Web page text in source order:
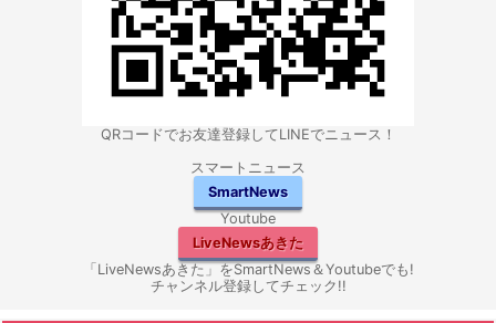
QRコードでお友達登録してLINEでニュース！
スマートニュース
SmartNews
Youtube
LiveNewsあきた
「LiveNewsあきた」をSmartNews＆Youtubeでも!
チャンネル登録してチェック!!